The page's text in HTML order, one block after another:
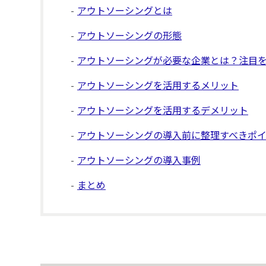
アウトソーシングとは
アウトソーシングの形態
アウトソーシングが必要な企業とは？注目
アウトソーシングを活用するメリット
アウトソーシングを活用するデメリット
アウトソーシングの導入前に整理すべきポ
アウトソーシングの導入事例
まとめ